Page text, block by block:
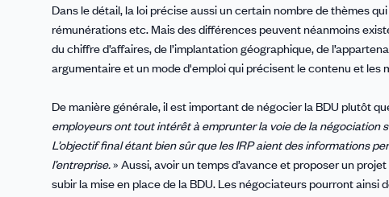
Dans le détail, la loi précise aussi un certain nombre de thèmes
rémunérations etc. Mais des différences peuvent néanmoins
du chiffre d’affaires, de l’implantation géographique, de
argumentaire et un mode d'emploi qui précisent le contenu et les
De manière générale, il est important de négocier la BDU plutôt
employeurs ont tout intérêt à emprunter la voie de la négociation
L’objectif final étant bien sûr que les IRP aient des informations
l’entreprise.» Aussi, avoir un temps d’avance et proposer un
subir la mise en place de la BDU. Les négociateurs pourront